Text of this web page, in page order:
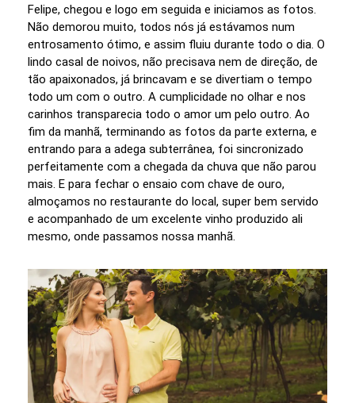
Felipe, chegou e logo em seguida e iniciamos as fotos.
Não demorou muito, todos nós já estávamos num
entrosamento ótimo, e assim fluiu durante todo o dia. O
lindo casal de noivos, não precisava nem de direção, de
tão apaixonados, já brincavam e se divertiam o tempo
todo um com o outro. A cumplicidade no olhar e nos
carinhos transparecia todo o amor um pelo outro. Ao
fim da manhã, terminando as fotos da parte externa, e
entrando para a adega subterrânea, foi sincronizado
perfeitamente com a chegada da chuva que não parou
mais. E para fechar o ensaio com chave de ouro,
almoçamos no restaurante do local, super bem servido
e acompanhado de um excelente vinho produzido ali
mesmo, onde passamos nossa manhã.